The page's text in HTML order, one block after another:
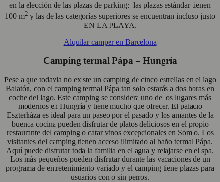
en la elección de las plazas de parking: las plazas estándar tienen
100 m2 y las de las categorías superiores se encuentran incluso justo
EN LA PLAYA.
Alquilar camper en Barcelona
Camping termal Pápa – Hungría
Pese a que todavía no existe un camping de cinco estrellas en el lago
Balatón, con el camping termal Pápa tan solo estarás a dos horas en
coche del lago. Este camping se considera uno de los lugares más
modernos en Hungría y tiene mucho que ofrecer. El palacio
Eszterháza es ideal para un paseo por el pasado y los amantes de la
buenca cocina pueden disfrutar de platos deliciosos en el propio
restaurante del camping o catar vinos excepcionales en Sómlo. Los
visitantes del camping tienen acceso ilimitado al baño termal Pápa.
Aquí puede disfrutar toda la familia en el agua y relajarse en el spa.
Los más pequeños pueden disfrutar durante las vacaciones de un
programa de entretenimiento variado y el camping tiene plazas para
usuarios con o sin perros.